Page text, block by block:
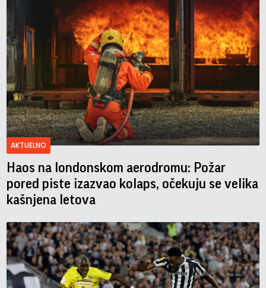
AKTUELNO
Haos na londonskom aerodromu: Požar
pored piste izazvao kolaps, očekuju se velika
kašnjena letova